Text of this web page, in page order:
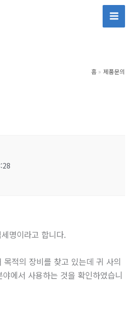
Main
홈 제품문의
명이라고 합니다.
적의 장비를 찾고 있는데 귀 사의
에서 사용하는 것을 확인하였습니